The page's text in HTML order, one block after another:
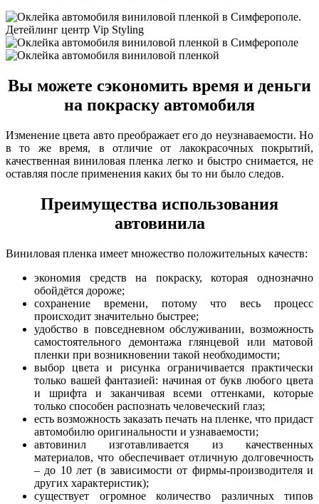
Вы можете сэкономить время и деньги
на покраску автомобиля
Изменение цвета авто преображает его до неузнаваемости. Но
в то же время, в отличие от лакокрасочных покрытий,
качественная виниловая пленка легко и быстро снимается, не
оставляя после применения каких бы то ни было следов.
Преимущества использования
автовинила
Виниловая пленка имеет множество положительных качеств:
экономия средств на покраску, которая однозначно
обойдётся дороже;
сохранение времени, потому что весь процесс
происходит значительно быстрее;
удобство в повседневном обслуживании, возможность
самостоятельного демонтажа глянцевой или матовой
пленки при возникновении такой необходимости;
выбор цвета и рисунка ограничивается практически
только вашей фантазией: начиная от букв любого цвета
и шрифта и заканчивая всеми оттенками, которые
только способен распознать человеческий глаз;
есть возможность заказать печать на пленке, что придаст
автомобилю оригинальности и узнаваемости;
автовинил изготавливается из качественных
материалов, что обеспечивает отличную долговечность
– до 10 лет (в зависимости от фирмы-производителя и
других характеристик);
существует огромное количество различных типов